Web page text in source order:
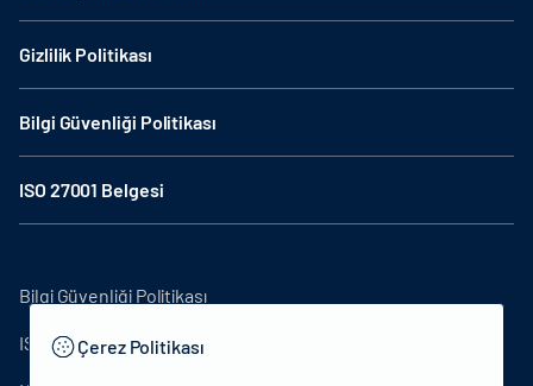
Gizlilik Politikası
Bilgi Güvenliği Politikası
ISO 27001 Belgesi
Bilgi Güvenliği Politikası
ISO27001Çerez Politikası